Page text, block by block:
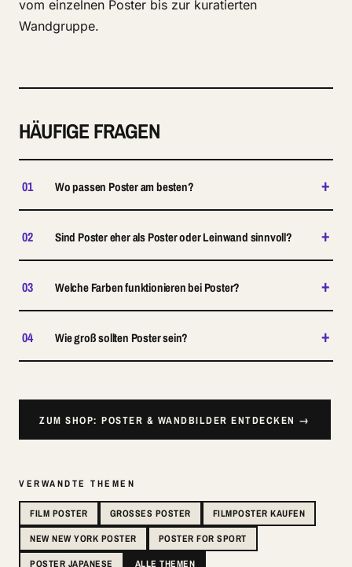
vom einzelnen Poster bis zur kuratierten
Wandgruppe.
HÄUFIGE FRAGEN
01 Wo passen Poster am besten? +
02 Sind Poster eher als Poster oder Leinwand sinnvoll? +
03 Welche Farben funktionieren bei Poster? +
04 Wie groß sollten Poster sein? +
ZUM SHOP: POSTER & WANDBILDER ENTDECKEN →
VERWANDTE THEMEN
FILM POSTER GROSSES POSTER
FILMPOSTER KAUFEN
NEW NEW YORK POSTER
POSTER FOR SPORT
POSTER JAPANESE
ALLE THEMEN